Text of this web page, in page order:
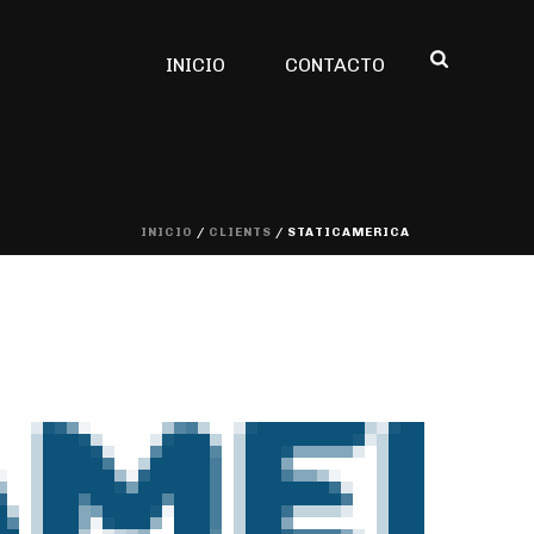
INICIO CONTACTO
INICIO / CLIENTS / STATICAMERICA